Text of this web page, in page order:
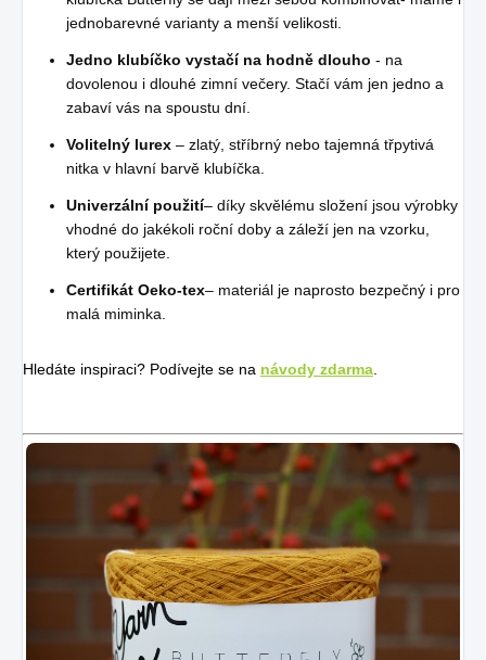
jednobarevné varianty a menší velikosti.
Jedno klubíčko vystačí na hodně dlouho - na
dovolenou i dlouhé zimní večery. Stačí vám jen jedno a
zabaví vás na spoustu dní.
Volitelný lurex – zlatý, stříbrný nebo tajemná třpytivá
nitka v hlavní barvě klubíčka.
Univerzální použití– díky skvělému složení jsou výrobky
vhodné do jakékoli roční doby a záleží jen na vzorku,
který použijete.
Certifikát Oeko-tex– materiál je naprosto bezpečný i pro
malá miminka.
Hledáte inspiraci? Podívejte se na návody zdarma